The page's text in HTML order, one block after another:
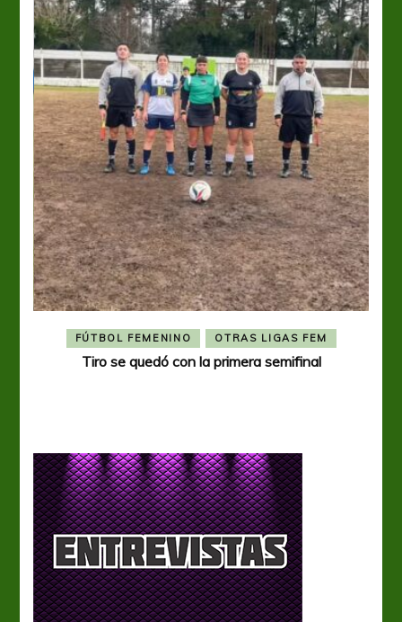
FÚTBOL FEMENINO OTRAS LIGAS FEM
Tiro se quedó con la primera semifinal